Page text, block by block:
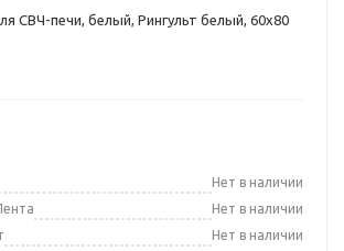
СВЧ-печи, белый, Рингульт белый, 60x80
Нет в наличии
Нет в наличии
Нет в наличии